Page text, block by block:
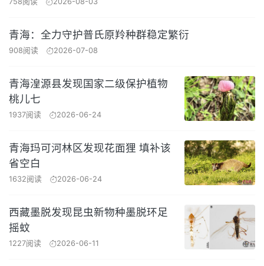
青海：全力守护普氏原羚种群稳定繁衍
908阅读 2026-07-08
青海湟源县发现国家二级保护植物
桃儿七
1937阅读 2026-06-24
青海玛可河林区发现花面狸 填补该
省空白
1632阅读 2026-06-24
西藏墨脱发现昆虫新物种墨脱环足
摇蚊
1227阅读 2026-06-11